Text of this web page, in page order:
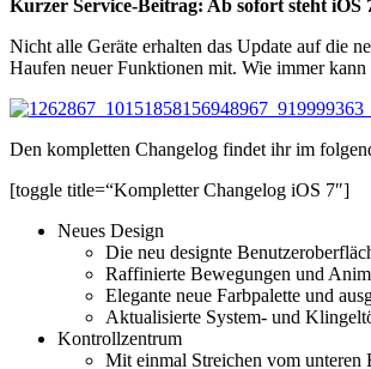
Kurzer Service-Beitrag: Ab sofort steht
Nicht alle Geräte erhalten das Update auf die
Haufen neuer Funktionen mit. Wie immer
Den kompletten Changelog findet ihr im
[toggle title=“Kompletter Changelog iOS 7″]
Neues Design
Die neu designte
Raffinierte Bewegungen und
Elegante neue Farbpalette und
Aktualisierte System- und
Kontrollzentrum
Mit einmal Streichen vom unteren